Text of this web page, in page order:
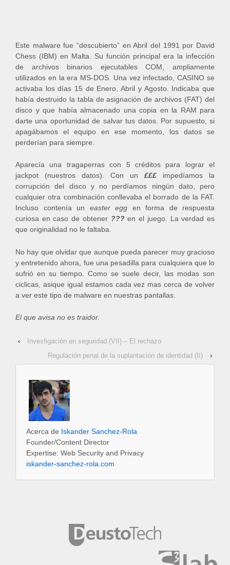
Este malware fue “descubierto” en Abril del 1991 por David
Chess (IBM) en Malta. Su función principal era la infección
de archivos binarios ejecutables COM, ampliamente
utilizados en la era MS-DOS. Una vez infectado, CASINO se
activaba los días 15 de Enero, Abril y Agosto. Indicaba que
había destruido la tabla de asignación de archivos (FAT) del
disco y que había almacenado una copia en la RAM para
darte una oportunidad de salvar tus datos. Por supuesto, si
apagábamos el equipo en ese momento, los datos se
perderían para siempre.
Aparecía una tragaperras con 5 créditos para lograr el
jackpot (nuestros datos). Con un£££ impedíamos la
corrupción del disco y no perdíamos ningún dato, pero
cualquier otra combinación conllevaba el borrado de la FAT.
Incluso contenía un easter egg en forma de respuesta
curiosa en caso de obtener ???en el juego. La verdad es
que originalidad no le faltaba.
No hay que olvidar que aunque pueda parecer muy gracioso
y entretenido ahora, fue una pesadilla para cualquiera que lo
sufrió en su tiempo. Como se suele decir, las modas son
ciclicas, asique igual estamos cada vez mas cerca de volver
a ver este tipo de malware en nuestras pantallas.
El que avisa no es traidor.
‹
Investigación en seguridad (VII) – El rechazo
Regulación penal de la suplantación de identidad (II)
›
Acerca de Iskander Sanchez-Rola
Founder/Content Director
Expertise: Web Security and Privacy
iskander-sanchez-rola.com